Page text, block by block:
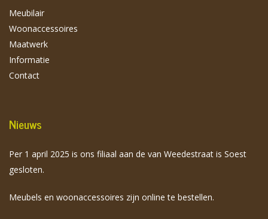
Meubilair
Woonaccessoires
Maatwerk
Informatie
Contact
Nieuws
Per 1 april 2025 is ons filiaal aan de van Weedestraat is Soest
gesloten.
Meubels en woonaccessoires zijn online te bestellen.